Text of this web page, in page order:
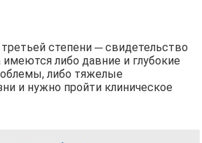
степени ─ свидетельство
имеются либо давние и глубокие
либо тяжелые
и нужно пройти клиническое